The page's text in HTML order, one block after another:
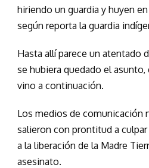
hiriendo un guardia y huyen
según reporta la guardia
Hasta allí parece un atentado
se hubiera quedado el
vino a continuación.
Los medios de comunicación
salieron con prontitud a
a la liberación de la Madre
asesinato.